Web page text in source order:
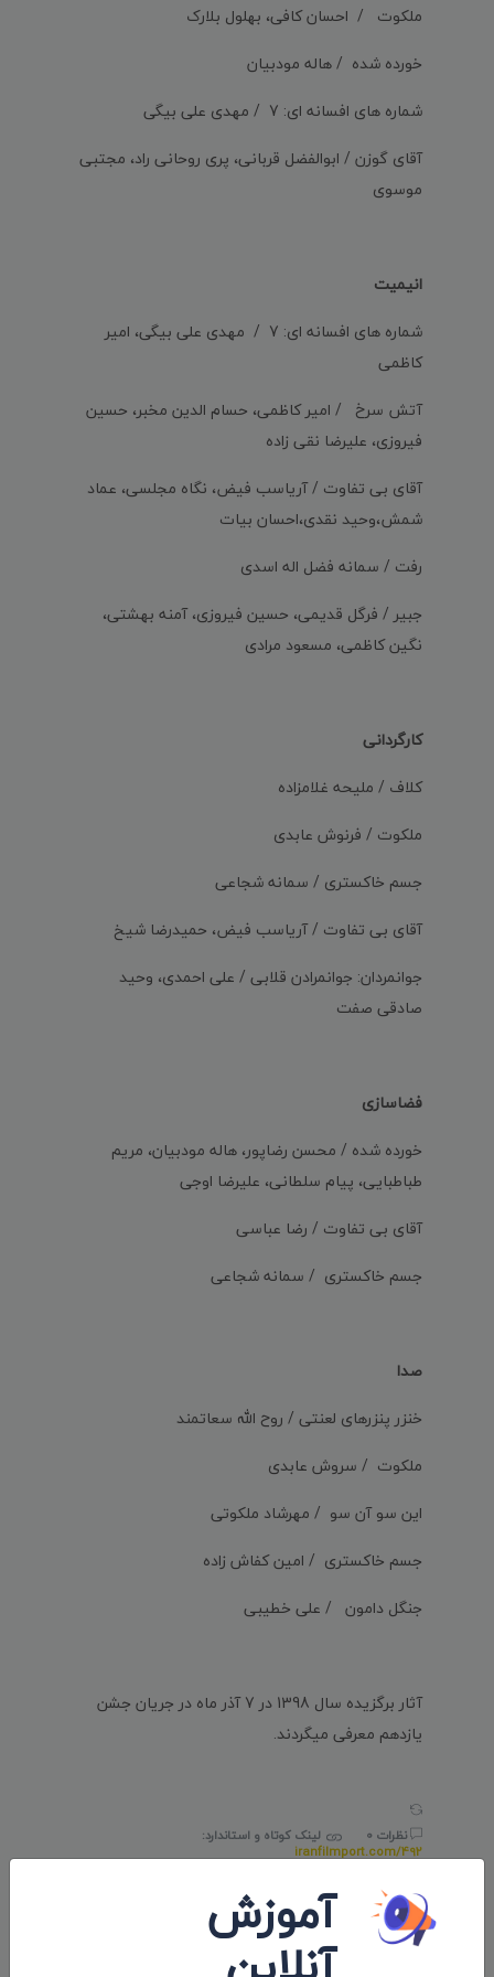
ملکوت / احسان کافی، بهلول بلارک
خورده شده / هاله مودبیان
شماره های افسانه ای: 7 / مهدی علی بیگی
آقای گوزن / ابوالفضل قربانی، پری روحانی راد، مجتبی
موسوی
انیمیت
شماره های افسانه ای: 7 / مهدی علی بیگی، امیر
کاظمی
آتش سرخ / امیر کاظمی، حسام الدین مخبر، حسین
فیروزی، علیرضا نقی زاده
آقای بی تفاوت / آریاسب فیض، نگاه مجلسی، عماد
شمش،وحید نقدی،احسان بیات
رفت / سمانه فضل اله اسدی
جبیر / فرگل قدیمی، حسین فیروزی، آمنه بهشتی،
نگین کاظمی، مسعود مرادی
کارگردانی
کلاف / ملیحه غلامزاده
ملکوت / فرنوش عابدی
جسم خاکستری / سمانه شجاعی
آقای بی تفاوت / آریاسب فیض، حمیدرضا شیخ
جوانمردان: جوانمرادن قلابی / علی احمدی، وحید
صادقی صفت
فضاسازی
خورده شده / محسن رضاپور، هاله مودبیان، مریم
طباطبایی، پیام سلطانی، علیرضا اوجی
آقای بی تفاوت / رضا عباسی
جسم خاکستری / سمانه شجاعی
صدا
خنزر پنزرهای لعنتی / روح الله سعاتمند
ملکوت / سروش عابدی
این سو آن سو / مهرشاد ملکوتی
جسم خاکستری / امین کفاش زاده
جنگل دامون / علی خطیبی
آثار برگزیده سال 1398 در 7 آذر ماه در جریان جشن
یازدهم معرفی میگردند.
نظرات 0
لینک کوتاه و استاندارد:
iranfilmport.com/492
برچسب ها:
آموزش